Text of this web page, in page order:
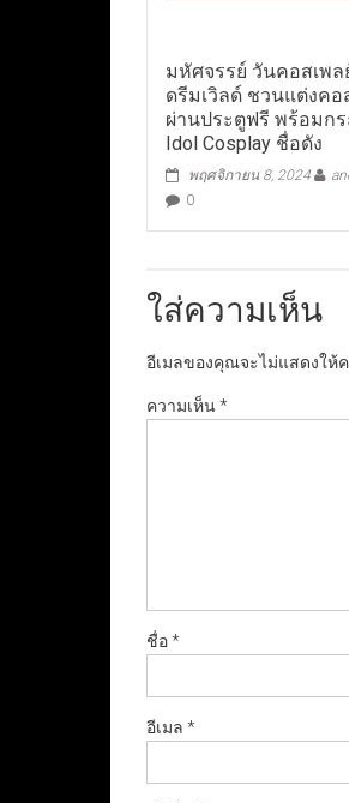
มหัศจรรย์ วันคอสเพล
ดรีมเวิลด์ ชวนแต่งคอ
ผ่านประตูฟรี พร้อมก
Idol Cosplay ชื่อดัง
พฤศจิกายน 8, 2024
0
ใส่ความเห็น
อีเมลของคุณจะไม่แสดงให้
ความเห็น*
ชื่อ*
อีเมล *